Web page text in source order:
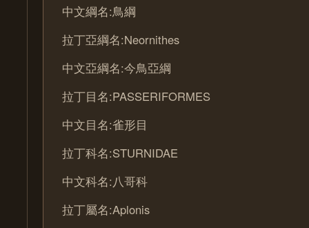
中文綱名:鳥綱
拉丁亞綱名:Neornithes
中文亞綱名:今鳥亞綱
拉丁目名:PASSERIFORMES
中文目名:雀形目
拉丁科名:STURNIDAE
中文科名:八哥科
拉丁屬名:Aplonis